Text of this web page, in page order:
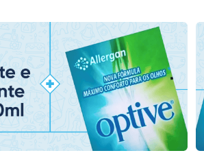
Laboratório
Por Menos